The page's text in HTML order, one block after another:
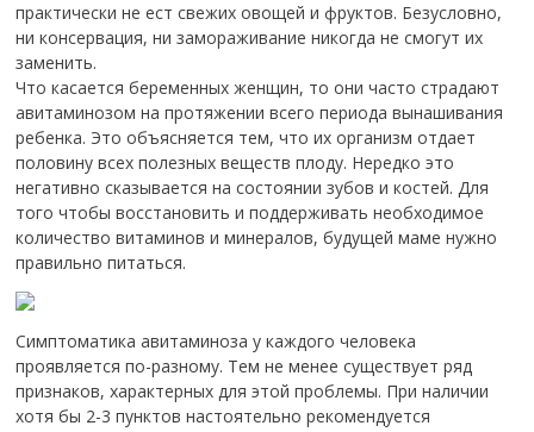
практически не ест свежих овощей и фруктов. Безусловно,
ни консервация, ни замораживание никогда не смогут их
заменить.
Что касается беременных женщин, то они часто страдают
авитаминозом на протяжении всего периода вынашивания
ребенка. Это объясняется тем, что их организм отдает
половину всех полезных веществ плоду. Нередко это
негативно сказывается на состоянии зубов и костей. Для
того чтобы восстановить и поддерживать необходимое
количество витаминов и минералов, будущей маме нужно
правильно питаться.
Симптоматика авитаминоза у каждого человека
проявляется по-разному. Тем не менее существует ряд
признаков, характерных для этой проблемы. При наличии
хотя бы 2-3 пунктов настоятельно рекомендуется